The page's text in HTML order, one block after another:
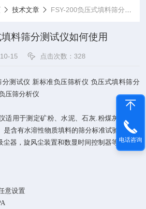
技术文章 FSY-200负压式填料筛分测试仪如何使用
料筛分测试仪如何使用
15 点击次数：328
分测试仪 新标准负压筛析仪 负压式填料筛分
压筛分析仪
适用于测定矿粉、水泥、石灰.粉煤灰、回收
是含有水溶性物质填料的筛分标准试验方法。
尘器，旋风尘装置和数显时间控制器等组成。
意设置
电话咨询